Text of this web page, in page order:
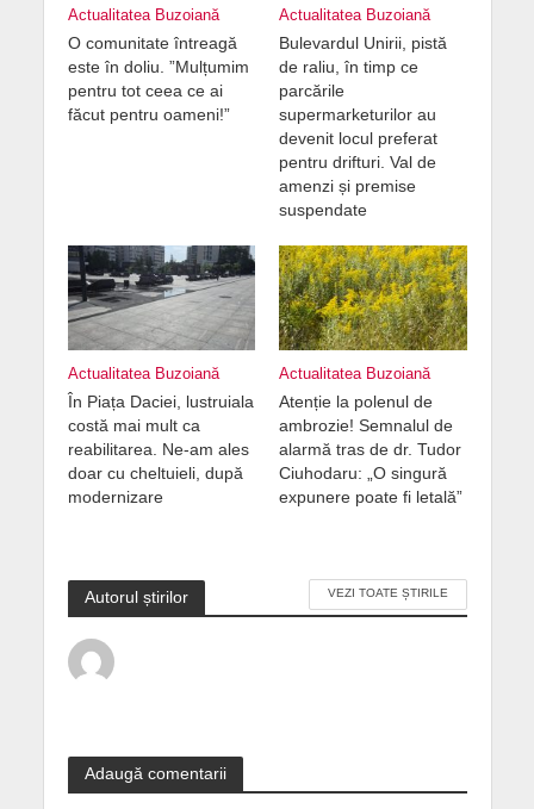
Actualitatea Buzoiană
O comunitate întreagă
este în doliu. ”Mulțumim
pentru tot ceea ce ai
făcut pentru oameni!”
Actualitatea Buzoiană
Bulevardul Unirii, pistă
de raliu, în timp ce
parcările
supermarketurilor au
devenit locul preferat
pentru drifturi. Val de
amenzi și premise
suspendate
Actualitatea Buzoiană
În Piața Daciei, lustruiala
costă mai mult ca
reabilitarea. Ne-am ales
doar cu cheltuieli, după
modernizare
Actualitatea Buzoiană
Atenție la polenul de
ambrozie! Semnalul de
alarmă tras de dr. Tudor
Ciuhodaru: „O singură
expunere poate fi letală”
Autorul știrilor VEZI TOATE ȘTIRILE
Adaugă comentarii